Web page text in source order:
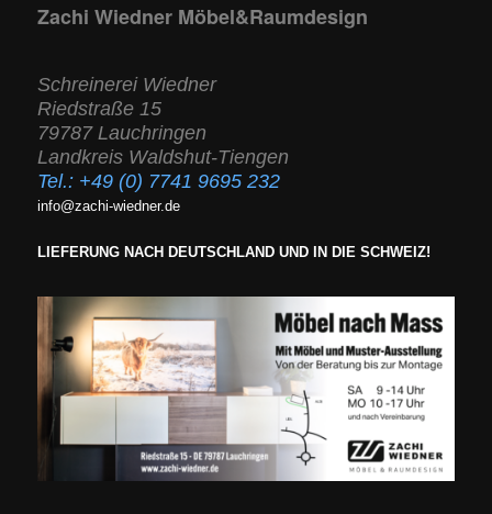
Zachi Wiedner Möbel&Raumdesign
Schreinerei Wiedner
Riedstraße 15
79787 Lauchringen
Landkreis Waldshut-Tiengen
Tel.: +49 (0) 7741 9695 232
info@zachi-wiedner.de
LIEFERUNG NACH DEUTSCHLAND UND IN DIE SCHWEIZ!